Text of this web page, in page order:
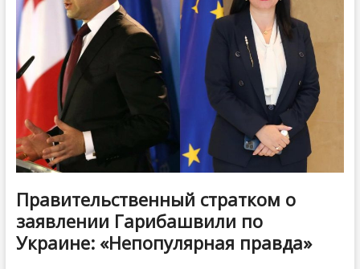
Правительственный стратком о
заявлении Гарибашвили по
Украине: «Непопулярная правда»